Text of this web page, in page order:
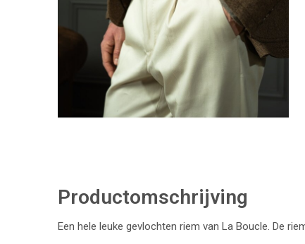
Productomschrijving
Een hele leuke gevlochten riem van La Boucle. De